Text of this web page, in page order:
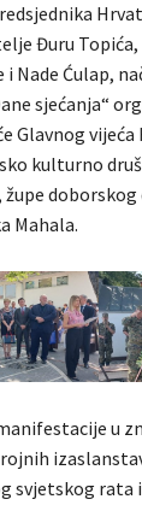
Đuru Topića,
Nade Ćulap,
sjećanja“
Glavnog
kulturno
župe
Mahala.
u
svjetskog rata i